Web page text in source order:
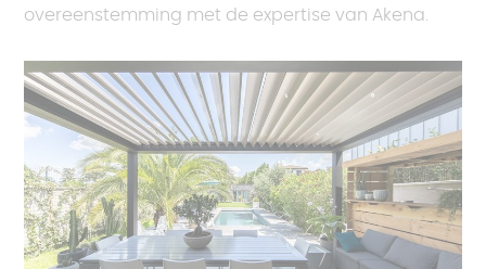
Wil je de isolatie van je pergola verhogen? Kies
zijjaloezieënom uw terras of glazen kozijnen
verder af te sluiten.
overeenstemming met de expertise van Akena.